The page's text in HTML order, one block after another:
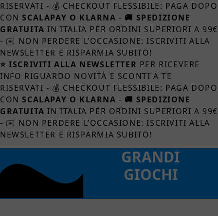
RISERVATI - 💰 CHECKOUT FLESSIBILE: PAGA DOPO
CON SCALAPAY O KLARNA - 🚚 SPEDIZIONE
GRATUITA IN ITALIA PER ORDINI SUPERIORI A 99€
- ✉️ NON PERDERE L’OCCASIONE: ISCRIVITI ALLA
NEWSLETTER E RISPARMIA SUBITO!
⭐ ISCRIVITI ALLA NEWSLETTER PER RICEVERE
INFO RIGUARDO NOVITÀ E SCONTI A TE
RISERVATI - 💰 CHECKOUT FLESSIBILE: PAGA DOPO
CON SCALAPAY O KLARNA - 🚚 SPEDIZIONE
GRATUITA IN ITALIA PER ORDINI SUPERIORI A 99€
- ✉️ NON PERDERE L’OCCASIONE: ISCRIVITI ALLA
NEWSLETTER E RISPARMIA SUBITO!
GRANDI
GIOCHI